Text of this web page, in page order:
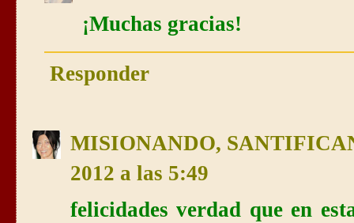
¡Muchas gracias!
Responder
MISIONANDO,
2012 a las 5:49
felicidades verdad que en